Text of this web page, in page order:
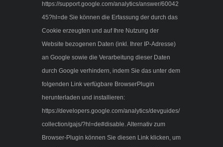
https://support.google.com/analytics/answer/60042
45?hl=de Sie können die Erfassung der durch das
Cookie erzeugten und auf Ihre Nutzung der
Website bezogenen Daten (inkl. Ihrer IP-Adresse)
an Google sowie die Verarbeitung dieser Daten
durch Google verhindern, indem Sie das unter dem
folgenden Link verfügbare BrowserPlugin
herunterladen und installieren:
https://developers.google.com/analytics/devguides/
collection/gajs/?hl=de#disable. Alternativ zum
Browser-Plugin können Sie diesen Link klicken, um